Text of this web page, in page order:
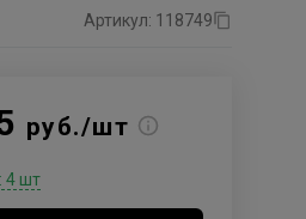
Артикул: 118749
руб./шт
4 шт